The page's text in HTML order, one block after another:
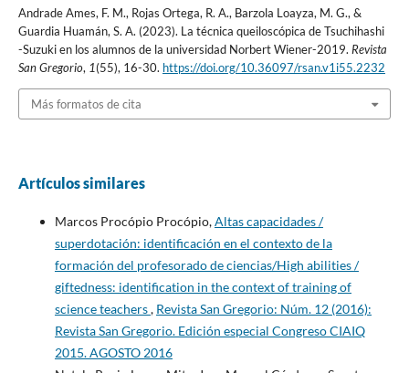
Andrade Ames, F. M., Rojas Ortega, R. A., Barzola Loayza, M. G., &
Guardia Huamán, S. A. (2023). La técnica queiloscópica de Tsuchihashi
-Suzuki en los alumnos de la universidad Norbert Wiener-2019. Revista
San Gregorio, 1(55), 16-30. https://doi.org/10.36097/rsan.v1i55.2232
Más formatos de cita
Artículos similares
Marcos Procópio Procópio,Altas capacidades /
superdotación: identificación en el contexto de la
formación del profesorado de ciencias/High abilities /
giftedness: identification in the context of training of
science teachers, Revista San Gregorio: Núm. 12 (2016):
Revista San Gregorio. Edición especial Congreso CIAIQ
2015. AGOSTO 2016